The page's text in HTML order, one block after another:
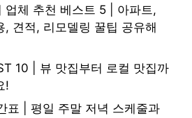
업체 추천 베스트 5 | 아파트,
, 견적, 리모델링 꿀팁 공유해
10 | 뷰 맛집부터 로컬 맛집까
!
표 | 평일 주말 저녁 스케줄과